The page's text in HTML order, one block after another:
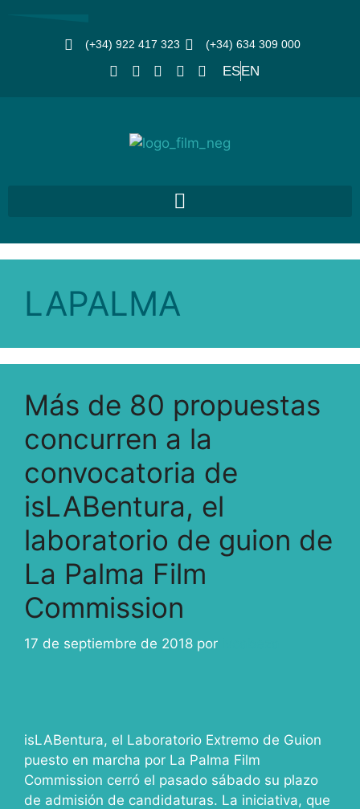
(+34) 922 417 323 (+34) 634 309 000
ESEN
LAPALMA
Más de 80 propuestas
concurren a la
convocatoria de
isLABentura, el
laboratorio de guion de
La Palma Film
Commission
17 de septiembre de 2018 por
isLABentura, el Laboratorio Extremo de Guion
puesto en marcha por La Palma Film
Commission cerró el pasado sábado su plazo
de admisión de candidaturas. La iniciativa, que